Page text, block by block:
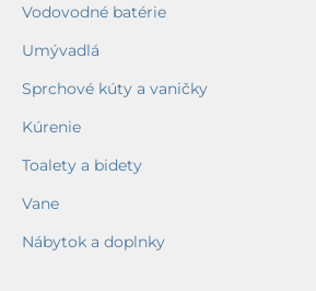
Vodovodné batérie
Umývadlá
Sprchové kúty a vaničky
Kúrenie
Toalety a bidety
Vane
Nábytok a doplnky